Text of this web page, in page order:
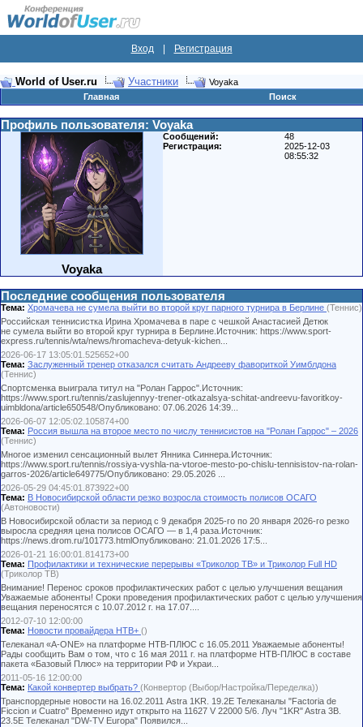
Вход Регистрация
World of User.ru Участники
Voyaka
Главная
Поиск
Профиль пользователя: Voyaka
Voyaka
Сообщений:
48
Регистрация:
2025-12-03
08:55:32
Последние сообщения пользователя
Тема: Хромачева не сумела выйти во второй круг парного турнира в Берлине (Теннис)
Российская теннисистка Ирина Хромачева в паре с чешкой Анастасией Детюк
не сумела выйти во второй круг турнира в Берлине.Источник: https://www.sport-
express.ru/tennis/wta/news/hromacheva-detyuk-kichen...
2026-06-17 13:05:01.525652+00
Тема: Заслуженный тренер отказался считать Андрееву фавориткой Уимблдона
(Теннис)
Спортсменка выиграла титул на "Ролан Гаррос".Источник:
https://www.sport.ru/tennis/zaslujennyy-trener-otkazalsya-schitat-andreevu-favoritkoy-
uimbldona/article650548/Опубликовано: 07.06.2026 14:39...
2026-06-07 12:05:02.105874+00
Тема: Россия вышла на второе место по числу теннисистов на "Ролан Гаррос" – 2026
(Теннис)
Многое изменил сенсационный вылет Янника Синнера.Источник:
https://www.sport.ru/tennis/rossiya-vyshla-na-vtoroe-mesto-po-chislu-tennisistov-na-rolan-
garros-2026/article649775/Опубликовано: 29.05.2026 ...
2026-05-29 04:45:01.873922+00
Тема: В Новосибирской области резко возросла стоимость полисов ОСАГО
(Автоновости)
В Новосибирской области за период с 9 декабря 2025-го по 20 января 2026-го резко
выросла средняя цена полисов ОСАГО — в 1,4 раза.Источник:
https://news.drom.ru/101773.htmlОпубликовано: 21.01.2026 17:5...
2026-01-21 16:00:01.814173+00
Тема: Профилактики и технические перерывы «Триколор ТВ» и Триколор Full HD
(Триколор ТВ)
Внимание! Перенос сроков профилактических работ с целью улучшения вещания
Уважаемые абоненты! Сроки проведения профилактических работ с целью улучшения
вещания переносятся с 10.07.2012 г. на 17.07....
2012-07-10 12:00:00
Тема: Новости провайдера НТВ+ ()
Teлеканал «A-ONE» на платформе НТВ-ПЛЮС с 16.05.2011 Уважаемые абоненты!
Рады сообщить Вам о том, что с 16 мая 2011 г. на платформе НТВ-ПЛЮС в составе
пакета «Базовый Плюс» на территории РФ и Украи...
2011-05-16 12:00:00
Тема: Какой конвертер выбрать? (Конвертор (Выбор/Настройка/Переделка))
Транспордерные новости на 16.02.2011 Astra 1KR. 19.2E Телеканалы "Factoria de
Ficcion и Cuatro" Временно идут открыто на 11627 V 22000 5/6. Луч "1KR" Astra 3B.
23.5E Телеканал "DW-TV Europa" Появился...